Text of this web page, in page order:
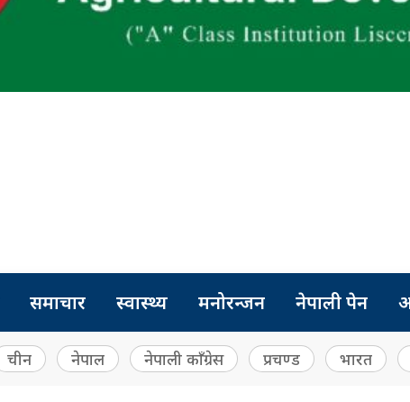
समाचार स्वास्थ्य मनोरन्जन नेपाली पेन
चीन नेपाल नेपाली काँग्रेस प्रचण्ड भारत